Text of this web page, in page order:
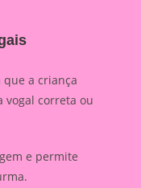
a criança
vogal correta ou
e permite